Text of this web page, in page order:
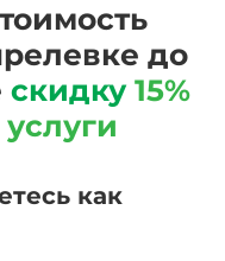
до
скидку 15%
как